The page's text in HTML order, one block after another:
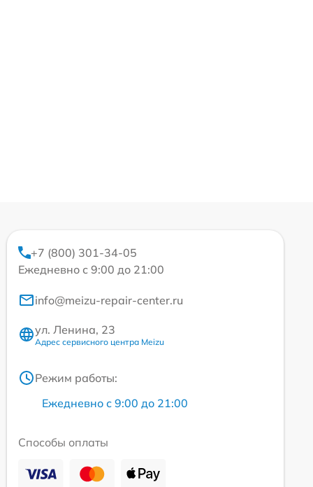
+7 (800) 301-34-05
Ежедневно с 9:00 до 21:00
info@meizu-repair-center.ru
ул. Ленина, 23
Адрес сервисного центра Meizu
Режим работы:
Ежедневно с 9:00 до 21:00
Способы оплаты